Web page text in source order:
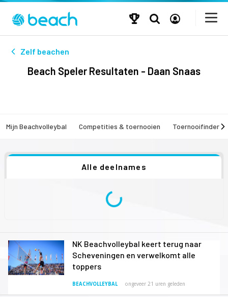
Zelf beachen
Beach Speler Resultaten - Daan Snaas
Mijn Beachvolleybal Competities & toernooien Toernooifinder
Alle deelnames
NK Beachvolleybal keert terug naar
Scheveningen en verwelkomt alle
toppers
BEACHVOLLEYBAL ongeveer 21 uren geleden